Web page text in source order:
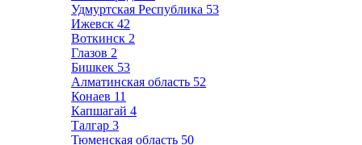
Удмуртская Республика 53
Ижевск 42
Воткинск 2
Глазов 2
Бишкек 53
Алматинская область 52
Конаев 11
Капшагай 4
Талгар 3
Тюменская область 50